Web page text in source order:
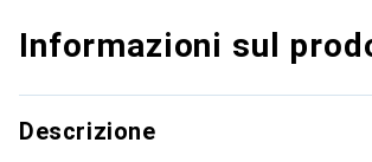
Informazioni sul
Descrizione